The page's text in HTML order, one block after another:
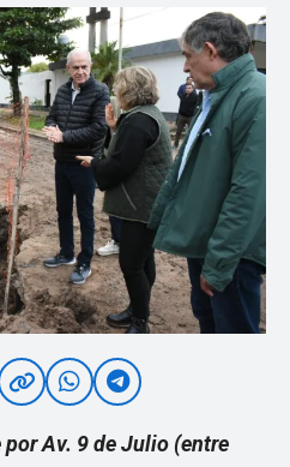
por Av. 9 de Julio (entre